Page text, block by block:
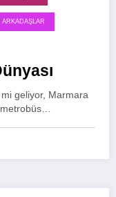
mi geliyor, Marmara